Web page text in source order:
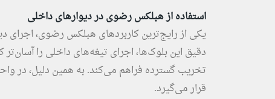
استفاده از هبلکس رضوی در دیوارهای داخلی
یکی از رایج‌ترین کاربردهای هبلکس رضوی، اجرای
دقیق این بلوک‌ها، اجرای تیغه‌های داخلی را
تخریب گسترده فراهم می‌کند. به همین دلیل، در
قرار می‌گیرد.